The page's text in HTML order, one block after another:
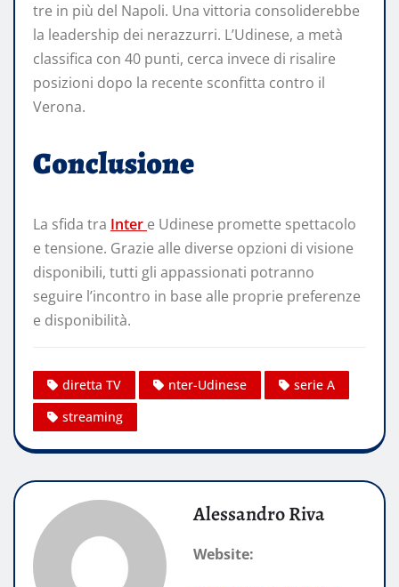
tre in più del Napoli. Una vittoria consoliderebbe
la leadership dei nerazzurri. L’Udinese, a metà
classifica con 40 punti, cerca invece di risalire
posizioni dopo la recente sconfitta contro il
Verona.
Conclusione
La sfida tra Inter e Udinese promette spettacolo
e tensione. Grazie alle diverse opzioni di visione
disponibili, tutti gli appassionati potranno
seguire l’incontro in base alle proprie preferenze
e disponibilità.
diretta TV nter-Udinese
serie A
streaming
Alessandro Riva
Website: